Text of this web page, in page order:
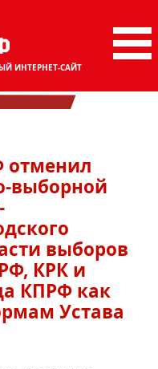
ИНТЕРНЕТ-САЙТ
отменил
выборной
выборов
КРК и
КПРФ как
Устава